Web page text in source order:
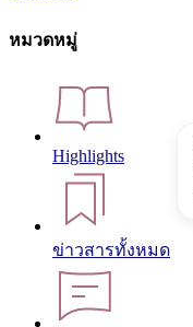
หมวดหมู่
Highlights
ข่าวสารทั้งหมด